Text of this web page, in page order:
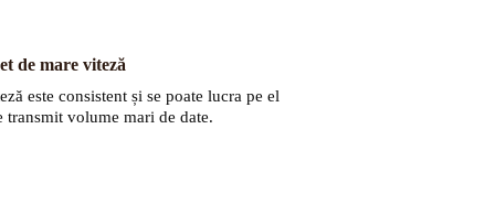
de mare viteză
este consistent și se poate lucra pe el
transmit volume mari de date.